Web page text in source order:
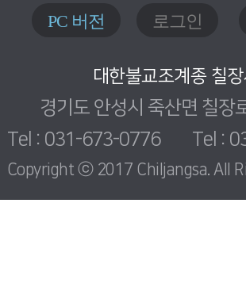
PC 버전 로그인
대한불교조계종 칠
경기도 안성시 죽산면 칠장
Tel : 031-673-0776 Tel :
Copyright ⓒ 2017 Chiljangsa. All